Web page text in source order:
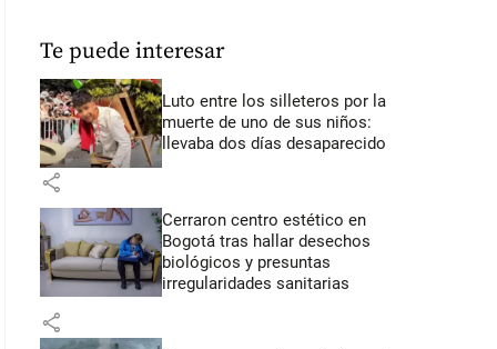
Te puede interesar
Luto entre los silleteros por la
muerte de uno de sus niños:
llevaba dos días desaparecido
share
Cerraron centro estético en
Bogotá tras hallar desechos
biológicos y presuntas
irregularidades sanitarias
share